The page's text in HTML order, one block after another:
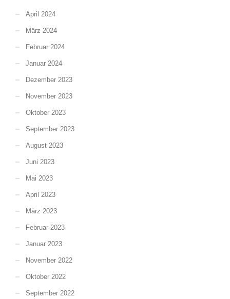
April 2024
März 2024
Februar 2024
Januar 2024
Dezember 2023
November 2023
Oktober 2023
September 2023
August 2023
Juni 2023
Mai 2023
April 2023
März 2023
Februar 2023
Januar 2023
November 2022
Oktober 2022
September 2022